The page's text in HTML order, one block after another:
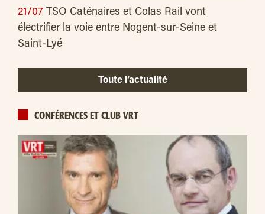
21/07 TSO Caténaires et Colas Rail vont
électrifier la voie entre Nogent-sur-Seine et
Saint-Lyé
Toute l’actualité
CONFÉRENCES ET CLUB VRT